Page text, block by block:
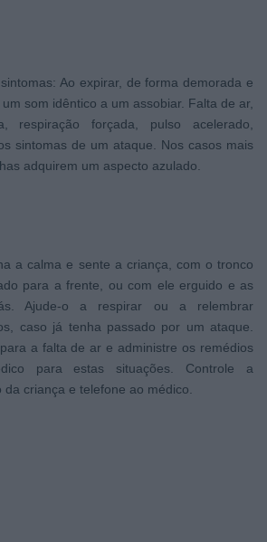
Ao expirar, de forma demorada e
som idêntico a um assobiar. Falta de ar,
respiração forçada, pulso acelerado,
sintomas de um ataque. Nos casos mais
adquirem um aspecto azulado.
a calma e sente a criança, com o tronco
para a frente, ou com ele erguido e as
Ajude-o a respirar ou a relembrar
caso já tenha passado por um ataque.
a falta de ar e administre os remédios
para estas situações. Controle a
da criança e telefone ao médico.